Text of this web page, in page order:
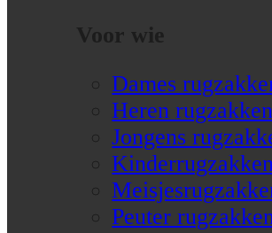
Voor wie
Dames
Heren rugzakken
Jongens
Peuter